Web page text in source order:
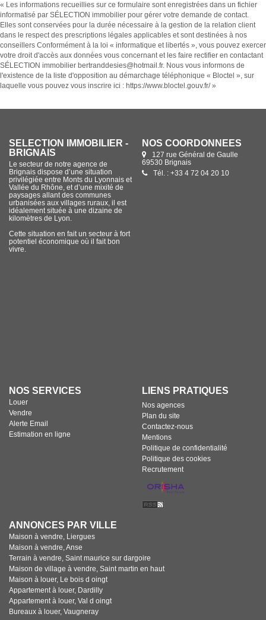
« Les informations recueillies sur ce formulaire sont enregistrées dans un fichier
informatisé par SÉLECTION immobilier pour gérer votre demande de contact.
Elles sont conservées pour la durée nécessaire à la gestion de la relation client
dans le respect des prescriptions légales applicables et sont destinées à nos
conseillers Conformément à la loi « informatique et libertés », vous pouvez exercer
votre droit d'accès aux données vous concernant et les faire rectifier en contactant
SÉLECTION immobilier bertranddesies@hotmail.fr. Nous vous informons de
l'existence de la liste d'opposition au démarchage téléphonique « Bloctel », sur
laquelle vous pouvez vous inscrire ici : https://www.bloctel.gouv.fr/»
SÉLECTION IMMOBILIER -
BRIGNAIS
Le secteur de notre agence de
Brignais dispose d’une situation
privilégiée entre Monts du Lyonnais et
Vallée du Rhône, et d’une mixité de
paysages allant des communes
urbanisées aux villages ruraux, il est
idéalement située à une dizaine de
kilomètres de Lyon.
Cette situation en fait un secteur à fort
potentiel économique où il fait bon
vivre.
NOS COORDONNÉES
127 rue Général de Gaulle
69530 Brignais
Tél. : +33 4 72 04 20 10
NOS SERVICES
Louer
Vendre
Alerte Email
Estimation en ligne
LIENS PRATIQUES
Nos agences
Plan du site
Contactez-nous
Mentions
Politique de confidentialité
Politique des cookies
Recrutement
ANNONCES PAR VILLE
Maison à vendre, Liergues
Maison à vendre, Anse
Terrain à vendre, Saint maurice sur dargoire
Maison de village à vendre, Saint martin en haut
Maison à louer, Le bois d oingt
Appartement à louer, Dardilly
Appartement à louer, Val d oingt
Bureaux à louer, Vaugneray